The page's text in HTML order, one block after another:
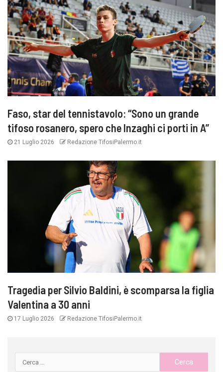
Faso, star del tennistavolo: “Sono un grande
tifoso rosanero, spero che Inzaghi ci porti in A”
21 Luglio 2026 Redazione TifosiPalermo.it
Tragedia per Silvio Baldini, è scomparsa la figlia
Valentina a 30 anni
17 Luglio 2026 Redazione TifosiPalermo.it